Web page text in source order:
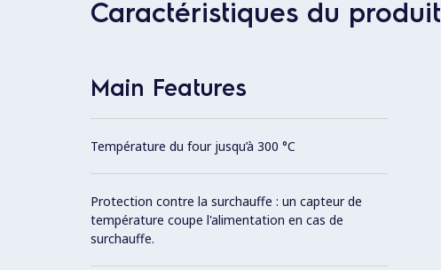
Caractéristiques du produit
Main Features
Température du four jusqu’à 300 °C
Protection contre la surchauffe : un capteur de
température coupe l'alimentation en cas de
surchauffe.